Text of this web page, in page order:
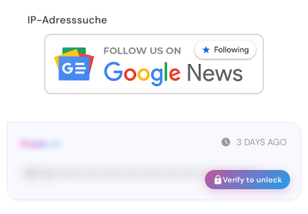
IP-Adresssuche
3 DAYS AGO
From: •••
<#• im• •••••• ••••• ••••• ••••• ••••• •••• •••• •••• •••••• ••••••
Verify to unlock